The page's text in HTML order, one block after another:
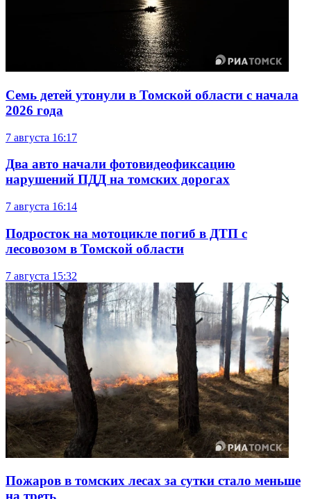
Семь детей утонули в Томской области с начала
2026 года
7 августа 16:17
Два авто начали фотовидеофиксацию
нарушений ПДД на томских дорогах
7 августа 16:14
Подросток на мотоцикле погиб в ДТП с
лесовозом в Томской области
7 августа 15:32
Пожаров в томских лесах за сутки стало меньше
на треть